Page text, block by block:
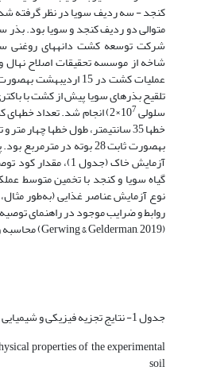
متوالی دو ردیف کنجد و سویا بود. بذر
شرکت توسعه کشت دانه­های روغنی
شاخه از موسسه تحقیقات اصلاح
عملیات کشت در 15
تلقیح بذر­های سویا پیش از کشت با
سلولی 107
خط­ها 35 سانتیمتر، طول خط­ها چهار
به­صورت ثابت 28 بوته در
آزمایش خاک (جدول
گیاه سویا و کنجد با تخمین متوسط
نوع آزمایش عناصر غذایی (به‌طور
روابط و ضرایب موجود در راهنمای
(Gerwing & Gelderman, 2019) محاسبه و تامین شد.
جدول 1- نتایج تجزیه فیزیکی و شیمیایی خاک محل آزمایش
properties of the experimental
soil